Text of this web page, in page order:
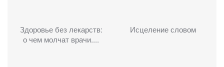
Здоровье без лекарств:
о чем молчат врачи....
Исцеление словом